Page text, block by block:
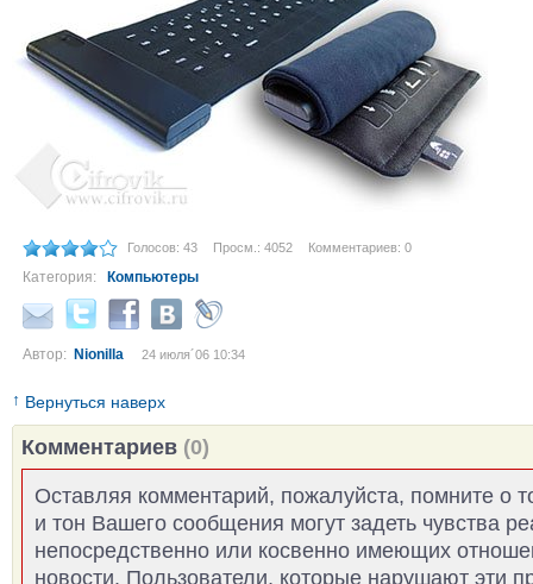
Голосов: 43 Просм.: 4052 Комментариев: 0
Категория: Компьютеры
Автор: Nionilla 24 июля´06 10:34
↑ Вернуться наверх
Комментариев (0)
Оставляя комментарий, пожалуйста, помните о
и тон Вашего сообщения могут задеть чувства
непосредственно или косвенно имеющих
новости. Пользователи, которые нарушают эти